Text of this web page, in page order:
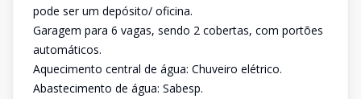
pode ser um depósito/ oficina.
Garagem para 6 vagas, sendo 2 cobertas, com portões
automáticos.
Aquecimento central de água: Chuveiro elétrico.
Abastecimento de água: Sabesp.